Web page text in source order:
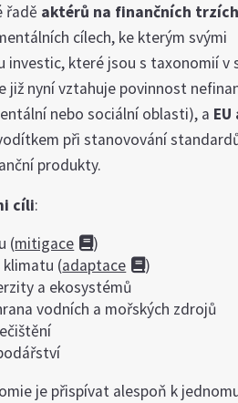
řadě aktérů na finančních trzích
cílech, ke kterým svými
investic, které jsou s taxonomií v
již nyní vztahuje povinnost
nebo sociální oblasti), a
při stanovování
produkty.
cíli:
(mitigace
)
klimatu (adaptace
)
a ekosystémů
vodních a mořských zdrojů
je přispívat alespoň k